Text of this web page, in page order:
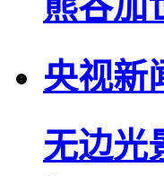
央视新
无边光